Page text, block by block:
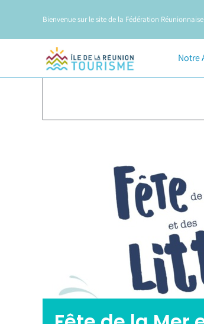
contenu
Bienvenue sur le site de la Fédération
Notre